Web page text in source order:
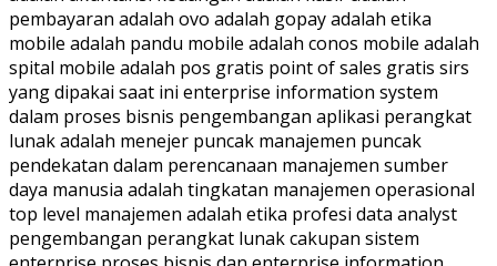
pembayaran adalah ovo adalah gopay adalah etika
mobile adalah pandu mobile adalah conos mobile adalah
spital mobile adalah pos gratis point of sales gratis sirs
yang dipakai saat ini enterprise information system
dalam proses bisnis pengembangan aplikasi perangkat
lunak adalah menejer puncak manajemen puncak
pendekatan dalam perencanaan manajemen sumber
daya manusia adalah tingkatan manajemen operasional
top level manajemen adalah etika profesi data analyst
pengembangan perangkat lunak cakupan sistem